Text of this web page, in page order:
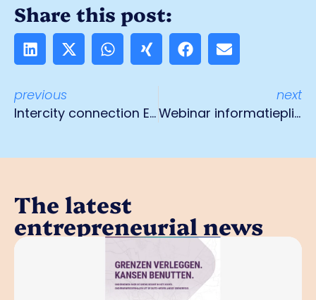
Share this post:
previous
Intercity connection Eindhoven - Düsseldorf from 2025
next
Webinar informatieplicht energiebesparing
The latest
entrepreneurial news